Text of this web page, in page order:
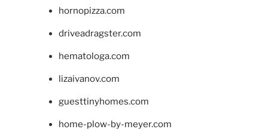
hornopizza.com
driveadragster.com
hematologa.com
lizaivanov.com
guesttinyhomes.com
home-plow-by-meyer.com